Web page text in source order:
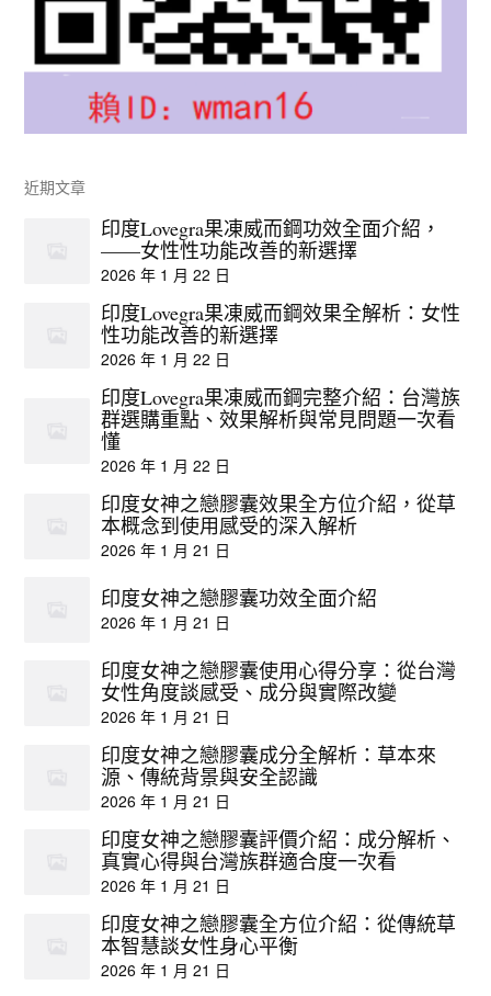
近期文章
印度Lovegra果凍威而鋼功效全面介紹，
——女性性功能改善的新選擇
2026 年 1 月 22 日
印度Lovegra果凍威而鋼效果全解析：女性
性功能改善的新選擇
2026 年 1 月 22 日
印度Lovegra果凍威而鋼完整介紹：台灣族
群選購重點、效果解析與常見問題一次看
懂
2026 年 1 月 22 日
印度女神之戀膠囊效果全方位介紹，從草
本概念到使用感受的深入解析
2026 年 1 月 21 日
印度女神之戀膠囊功效全面介紹
2026 年 1 月 21 日
印度女神之戀膠囊使用心得分享：從台灣
女性角度談感受、成分與實際改變
2026 年 1 月 21 日
印度女神之戀膠囊成分全解析：草本來
源、傳統背景與安全認識
2026 年 1 月 21 日
印度女神之戀膠囊評價介紹：成分解析、
真實心得與台灣族群適合度一次看
2026 年 1 月 21 日
印度女神之戀膠囊全方位介紹：從傳統草
本智慧談女性身心平衡
2026 年 1 月 21 日